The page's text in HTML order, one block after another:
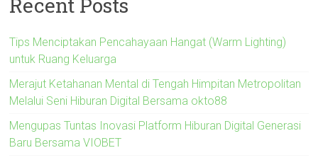
Tips Menciptakan Pencahayaan Hangat (Warm Lighting)
untuk Ruang Keluarga
Merajut Ketahanan Mental di Tengah Himpitan Metropolitan
Melalui Seni Hiburan Digital Bersama okto88
Mengupas Tuntas Inovasi Platform Hiburan Digital Generasi
Baru Bersama VIOBET